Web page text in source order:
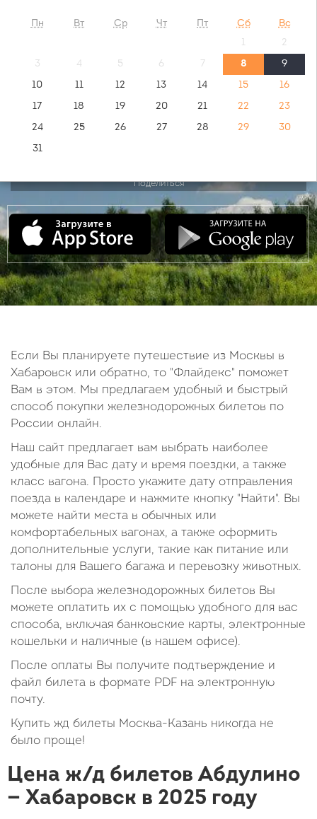
Хабаровск - Абдулино
видео инструкция:
Поделиться
Если Вы планируете путешествие из Москвы в
Хабаровск или обратно, то "Флайдекс" поможет
Вам в этом. Мы предлагаем удобный и быстрый
способ покупки железнодорожных билетов по
России онлайн.
Наш сайт предлагает вам выбрать наиболее
удобные для Вас дату и время поездки, а также
класс вагона. Просто укажите дату отправления
поезда в календаре и нажмите кнопку "Найти". Вы
можете найти места в обычных или
комфортабельных вагонах, а также оформить
дополнительные услуги, такие как питание или
талоны для Вашего багажа и перевозку животных.
После выбора железнодорожных билетов Вы
можете оплатить их с помощью удобного для вас
способа, включая банковские карты, электронные
кошельки и наличные (в нашем офисе).
После оплаты Вы получите подтверждение и
файл билета в формате PDF на электронную
почту.
Купить жд билеты Москва-Казань никогда не
было проще!
Цена ж/д билетов Абдулино
— Хабаровск в 2025 году
Пн Вт Ср Чт Пт Сб
Вс
1
2
3
4 5 6 7 8
9
10
11 12 13 14 15
16
17
18 19 20 21 22
23
24
25 26 27 28 29
30
31
Сентябрь
Пн Вт Ср Пт Сб
Вс
1
2 3 4 5
6
7
8 9 10 11 12
13
14
15 16 17 18 19
20
Октябрь 2026
5
6 7 8 9 10
11
12
13 14 15 16 17
18
19
20 21 22 23
31